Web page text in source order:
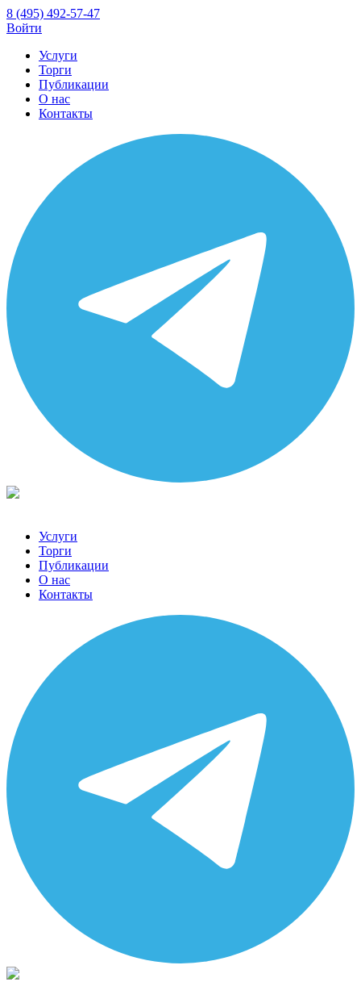
8 (495) 492-57-47
Войти
Услуги
Торги
Публикации
О нас
Контакты
Услуги
Торги
Публикации
О нас
Контакты